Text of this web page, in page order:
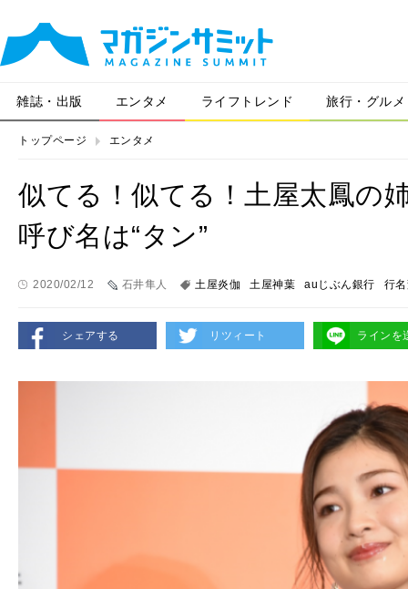
雑誌・出版 エンタメ ライフトレンド 旅行・グルメ
トップページ エンタメ
似てる！似てる！土屋太鳳の
呼び名は“タン”
2020/02/12 石井隼人 土屋炎伽 土屋神葉 auじぶん銀行 行
シェアする リツィート ラインを